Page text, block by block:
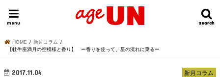
search
search
menu
HOME 今日の運勢ランキング 明日の運勢ランキング 今週の運勢
HOME
新月コラム
【牡牛座満月の空模様と香り】 ー香りを使って、星の流れに乗るー
新月コラム
2017.11.04